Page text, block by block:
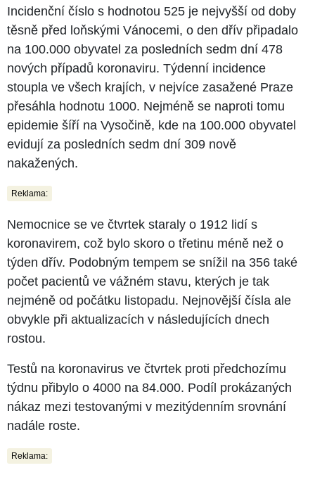
Incidenční číslo s hodnotou 525 je nejvyšší od doby
těsně před loňskými Vánocemi, o den dřív připadalo
na 100.000 obyvatel za posledních sedm dní 478
nových případů koronaviru. Týdenní incidence
stoupla ve všech krajích, v nejvíce zasažené Praze
přesáhla hodnotu 1000. Nejméně se naproti tomu
epidemie šíří na Vysočině, kde na 100.000 obyvatel
evidují za posledních sedm dní 309 nově
nakažených.
Reklama:
Nemocnice se ve čtvrtek staraly o 1912 lidí s
koronavirem, což bylo skoro o třetinu méně než o
týden dřív. Podobným tempem se snížil na 356 také
počet pacientů ve vážném stavu, kterých je tak
nejméně od počátku listopadu. Nejnovější čísla ale
obvykle při aktualizacích v následujících dnech
rostou.
Testů na koronavirus ve čtvrtek proti předchozímu
týdnu přibylo o 4000 na 84.000. Podíl prokázaných
nákaz mezi testovanými v mezitýdenním srovnání
nadále roste.
Reklama: